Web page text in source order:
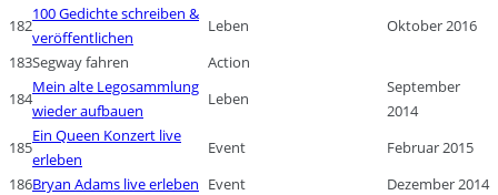
182
100 Gedichte schreiben &
veröffentlichen
Leben
Oktober 2016
183Segway fahren
Action
184
Mein alte Legosammlung
wieder aufbauen
Leben
September
2014
185
Ein Queen Konzert live
erleben
Event
Februar 2015
186Bryan Adams live erleben Event
Dezember 2014